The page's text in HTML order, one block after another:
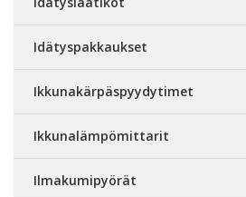
Idätyspakkaukset
Ikkunakärpäspyydytimet
Ikkunalämpömittarit
Ilmakumipyörät